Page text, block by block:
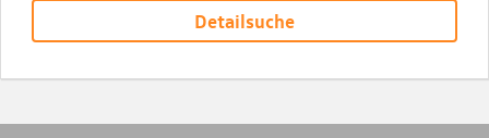
Detailsuche